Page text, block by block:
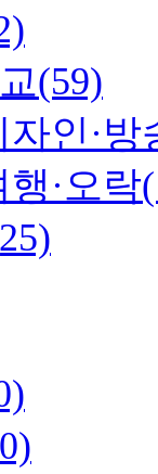
(59)
자인·방
행·오락